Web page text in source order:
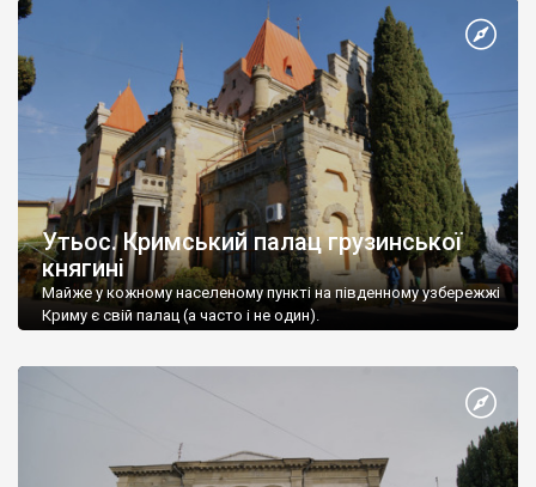
Утьос. Кримський палац грузинської
княгині
Майже у кожному населеному пункті на південному узбережжі
Криму є свій палац (а часто і не один).